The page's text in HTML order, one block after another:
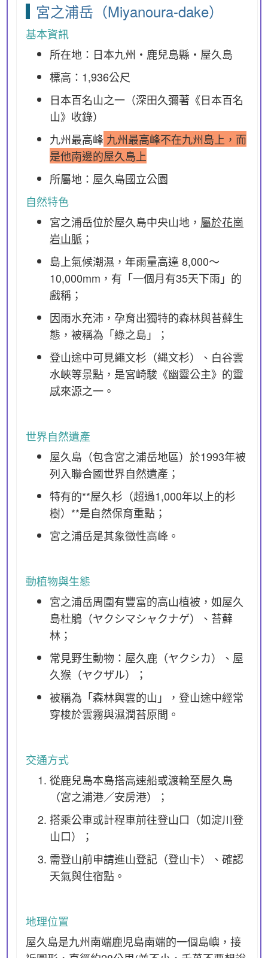
宮之浦岳（Miyanoura-dake）
基本資訊
所在地：日本九州・鹿兒島縣・屋久島
標高：1,936公尺
日本百名山之一（深田久彌著《日本百名
山》收錄）
九州最高峰 九州最高峰不在九州島上，而
是他南邊的屋久島上
所屬地：屋久島國立公園
自然特色
宮之浦岳位於屋久島中央山地， 屬於花崗
岩山脈 ；
島上氣候潮濕，年雨量高達 8,000～
10,000mm，有「一個月有35天下雨」的
戲稱；
因雨水充沛，孕育出獨特的森林與苔蘚生
態，被稱為「綠之島」；
登山途中可見繩文杉（縄文杉）、白谷雲
水峽等景點，是宮崎駿《幽靈公主》的靈
感來源之一。
世界自然遺產
屋久島（包含宮之浦岳地區）於1993年被
列入聯合國世界自然遺產；
特有的**屋久杉（超過1,000年以上的杉
樹）**是自然保育重點；
宮之浦岳是其象徵性高峰。
動植物與生態
宮之浦岳周圍有豐富的高山植被，如屋久
島杜鵑（ヤクシマシャクナゲ）、苔蘚
林；
常見野生動物：屋久鹿（ヤクシカ）、屋
久猴（ヤクザル）；
被稱為「森林與雲的山」，登山途中經常
穿梭於雲霧與濕潤苔原間。
交通方式
從鹿兒島本島搭高速船或渡輪至屋久島
（宮之浦港／安房港）；
搭乘公車或計程車前往登山口（如淀川登
山口）；
需登山前申請進山登記（登山卡）、確認
天氣與住宿點。
地理位置
屋久島是九州南端鹿児島南端的一個島嶼，接